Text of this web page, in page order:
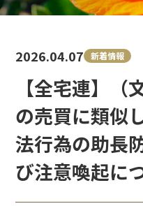
【全宅連】（
の売買に類似
法行為の助長
び注意喚起に
2026.04.07 新着情報